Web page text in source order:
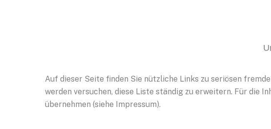
Auf dieser Seite finden Sie nützliche Links zu seriösen
werden versuchen, diese Liste ständig zu erweitern. Für
übernehmen (siehe Impressum).